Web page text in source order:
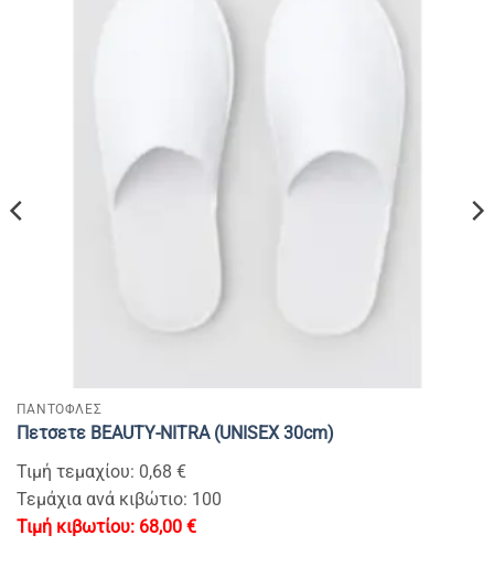
ΠΑΝΤΟΦΛΕΣ
Πετσετε ΒEAUTY-NITRA (UNISEX 30cm)
Τιμή τεμαχίου: 0,68 €
Τεμάχια ανά κιβώτιο: 100
68,00 €